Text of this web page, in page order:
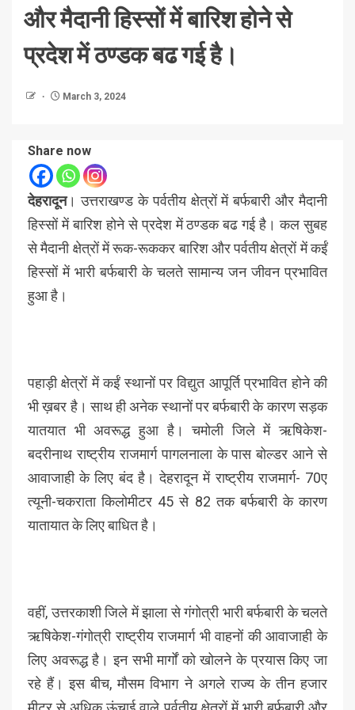
और मैदानी हिस्सों में बारिश होने से
प्रदेश में ठण्डक बढ गई है।
March 3, 2024
Share now
देहरादून। उत्तराखण्ड के पर्वतीय क्षेत्रों में बर्फबारी और मैदानी
हिस्सों में बारिश होने से प्रदेश में ठण्डक बढ गई है। कल सुबह
से मैदानी क्षेत्रों में रूक-रूककर बारिश और पर्वतीय क्षेत्रों में कईं
हिस्सों में भारी बर्फबारी के चलते सामान्य जन जीवन प्रभावित
हुआ है।
पहाड़ी क्षेत्रों में कईं स्थानों पर विद्युत आपूर्ति प्रभावित होने की
भी ख़बर है। साथ ही अनेक स्थानों पर बर्फबारी के कारण सड़क
यातयात भी अवरूद्ध हुआ है। चमोली जिले में ऋषिकेश-
बदरीनाथ राष्ट्रीय राजमार्ग पागलनाला के पास बोल्डर आने से
आवाजाही के लिए बंद है। देहरादून में राष्ट्रीय राजमार्ग- 70ए
त्यूनी-चकराता किलोमीटर 45 से 82 तक बर्फबारी के कारण
यातायात के लिए बाधित है।
वहीं, उत्तरकाशी जिले में झाला से गंगोत्री भारी बर्फबारी के चलते
ऋषिकेश-गंगोत्री राष्ट्रीय राजमार्ग भी वाहनों की आवाजाही के
लिए अवरूद्ध है। इन सभी मार्गों को खोलने के प्रयास किए जा
रहे हैं। इस बीच, मौसम विभाग ने अगले राज्य के तीन हजार